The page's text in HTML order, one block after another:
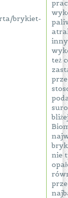
brykiet-
też
nie